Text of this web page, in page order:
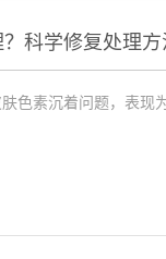
科学修复处理方
色素沉着问题，表